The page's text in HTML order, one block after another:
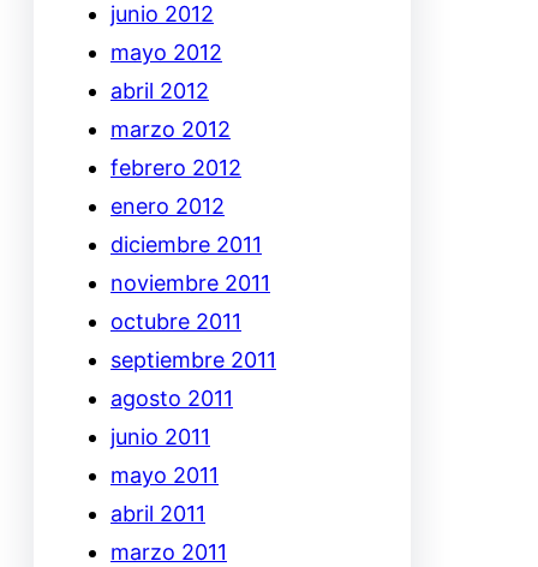
junio 2012
mayo 2012
abril 2012
marzo 2012
febrero 2012
enero 2012
diciembre 2011
noviembre 2011
octubre 2011
septiembre 2011
agosto 2011
junio 2011
mayo 2011
abril 2011
marzo 2011